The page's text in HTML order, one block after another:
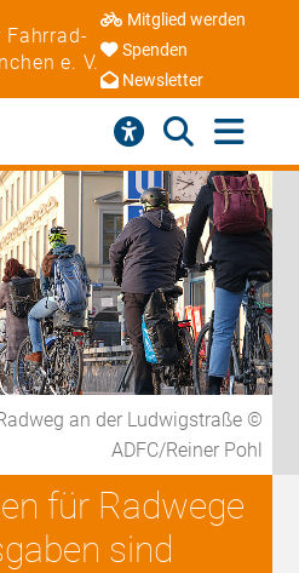
Fahrrad-
e. V.
Mitglied werden
Spenden
Newsletter
an der Ludwigstraße ©
ADFC/Reiner Pohl
für Radwege
sind